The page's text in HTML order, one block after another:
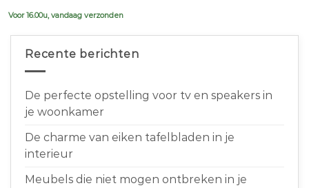
Voor 16.00u, vandaag verzonden
Recente berichten
De perfecte opstelling voor tv en speakers in
je woonkamer
De charme van eiken tafelbladen in je
interieur
Meubels die niet mogen ontbreken in je